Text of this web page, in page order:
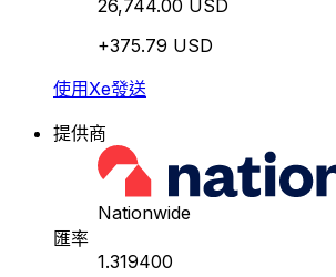
26,744.00 USD
+375.79 USD
使用Xe發送
提供商
Nationwide
匯率
1.319400